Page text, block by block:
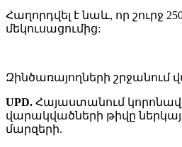
Հաղորդվել է նաև, որ շուրջ
մեկուսացումից:
Զինծառայողների շրջանում
UPD. Հայաստանում
վարակվածների թիվը
մարզերի.